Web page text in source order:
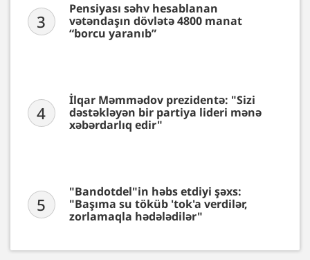
3
Pensiyası səhv hesablanan
vətəndaşın dövlətə 4800 manat
“borcu yaranıb”
4
İlqar Məmmədov prezidentə: "Sizi
dəstəkləyən bir partiya lideri mənə
xəbərdarlıq edir"
5
"Bandotdel"in həbs etdiyi şəxs:
"Başıma su töküb 'tok'a verdilər,
zorlamaqla hədələdilər"